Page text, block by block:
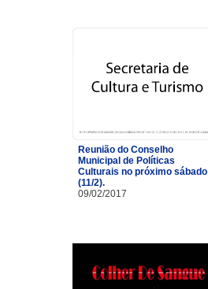
Reunião do Conselho
Municipal de Políticas
Culturais no próximo sábado
(11/2).
09/02/2017